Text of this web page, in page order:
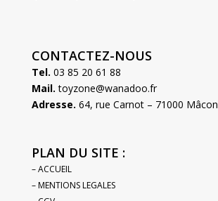
CONTACTEZ-NOUS
Tel. 03 85 20 61 88
Mail. toyzone@wanadoo.fr
Adresse. 64, rue Carnot – 71000 Mâcon
PLAN DU SITE :
– ACCUEIL
– MENTIONS LEGALES